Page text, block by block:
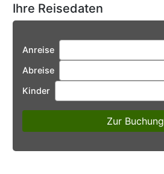
Ihre Reisedaten
Anreise
Abreise
Kinder
Zur Buchung